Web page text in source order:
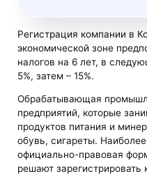
Регистрация компании в
экономической зоне
налогов на 6 лет, в
5%, затем – 15%.
Обрабатывающая
предприятий, которые
продуктов питания и
обувь, сигареты.
официально-правовая
решают зарегистрировать